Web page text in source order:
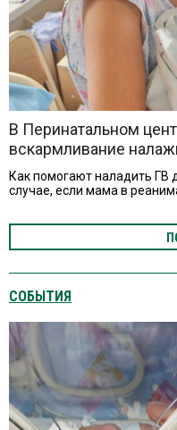
В Перинатальном
вскармливание
жизни младенцев
Как помогают наладить ГВ
случае, если мама в
СОБЫТИЯ